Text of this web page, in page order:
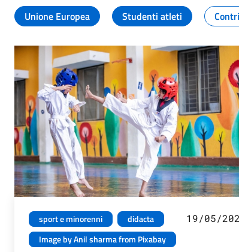
Unione Europea
Studenti atleti
sport e minorenni
didacta
Image by Anil sharma from Pixabay
19/05/